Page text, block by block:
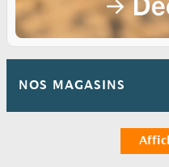
NOS MAGASINS